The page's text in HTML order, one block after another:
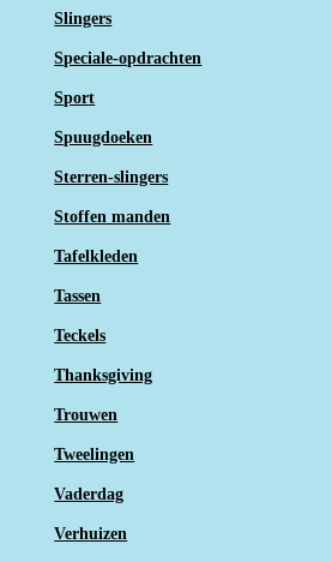
Slingers
Speciale-opdrachten
Sport
Spuugdoeken
Sterren-slingers
Stoffen manden
Tafelkleden
Tassen
Teckels
Thanksgiving
Trouwen
Tweelingen
Vaderdag
Verhuizen